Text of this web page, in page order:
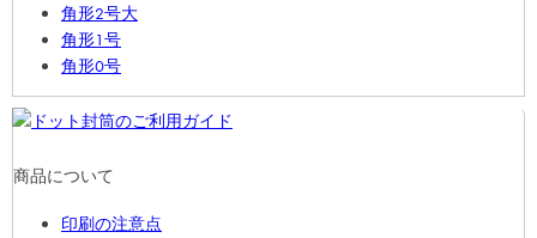
角形2号大
角形1号
角形0号
商品について
印刷の注意点